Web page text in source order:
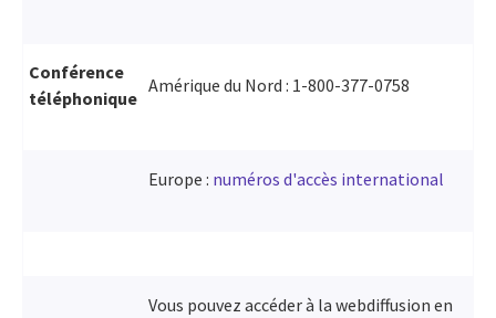
Conférence
téléphonique
Amérique du Nord : 1-800-377-0758
Europe : numéros d'accès international
Vous pouvez accéder à la webdiffusion en